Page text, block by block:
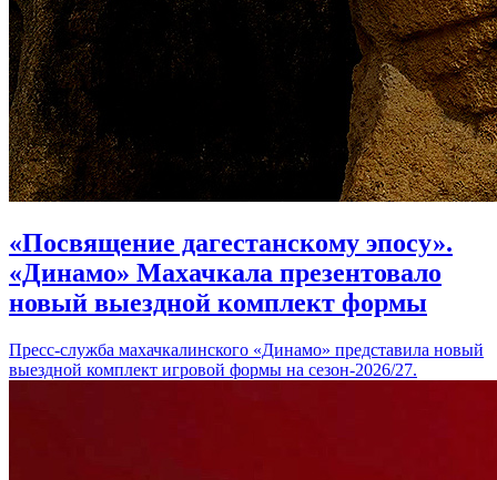
«Посвящение дагестанскому эпосу».
«Динамо» Махачкала презентовало
новый выездной комплект формы
Пресс-служба махачкалинского «Динамо» представила новый
выездной комплект игровой формы на сезон-2026/27.